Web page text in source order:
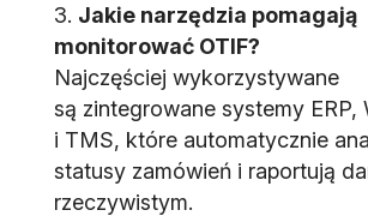
Jakie narzędzia pomagają
monitorować OTIF?
Najczęściej wykorzystywane
są zintegrowane systemy ERP,
i TMS, które automatycznie
statusy zamówień i raportują
rzeczywistym.